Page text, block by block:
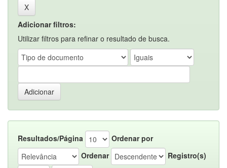
Adicionar filtros:
Utilizar filtros para refinar o resultado de busca.
Resultados/Página
Ordenar por
Ordenar
Registro(s)